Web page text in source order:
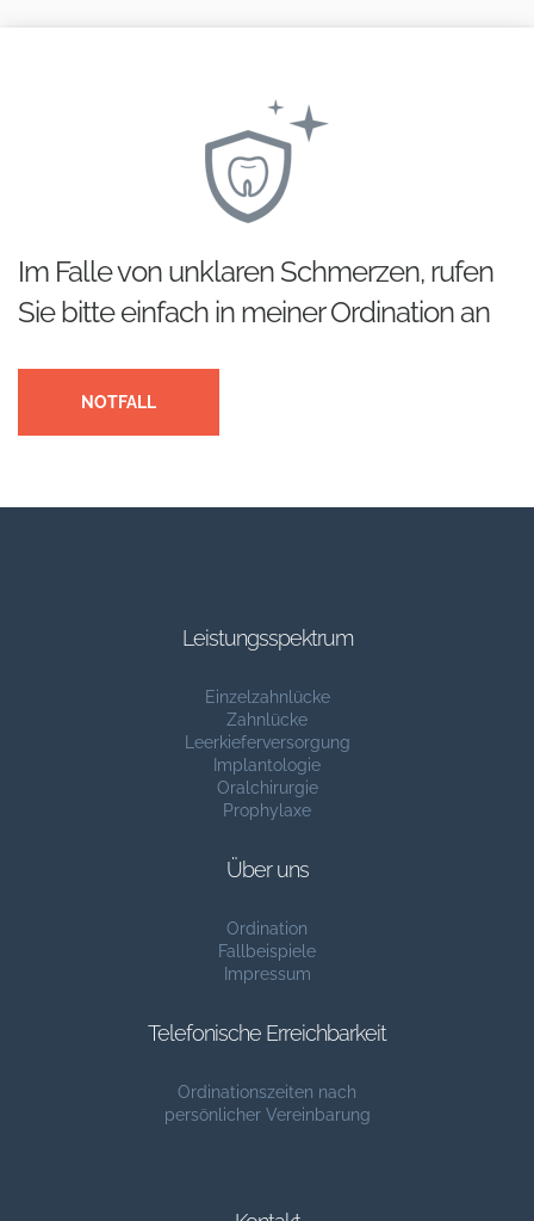
Im Falle von unklaren Schmerzen, rufen
Sie bitte einfach in meiner Ordination an
NOTFALL
Leistungsspektrum
Einzelzahnlücke
Zahnlücke
Leerkieferversorgung
Implantologie
Oralchirurgie
Prophylaxe
Über uns
Ordination
Fallbeispiele
Impressum
Telefonische Erreichbarkeit
Ordinationszeiten nach
persönlicher Vereinbarung